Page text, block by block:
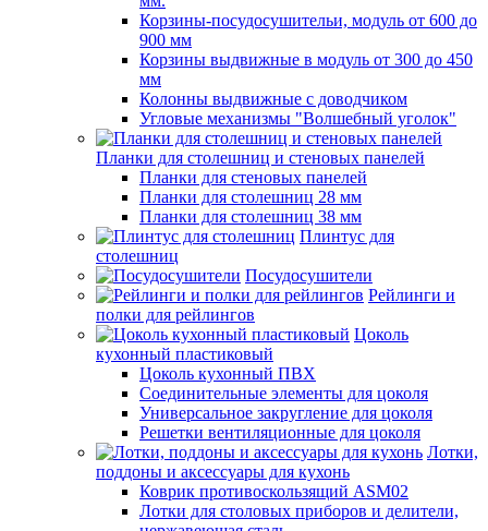
Корзины-посудосушительи, модуль от 600 до
900 мм
Корзины выдвижные в модуль от 300 до 450
мм
Колонны выдвижные с доводчиком
Угловые механизмы "Волшебный уголок"
Планки для столешниц и стеновых панелей
Планки для стеновых панелей
Планки для столешниц 28 мм
Планки для столешниц 38 мм
Плинтус для
столешниц
Посудосушители
Рейлинги и
полки для рейлингов
Цоколь
кухонный пластиковый
Цоколь кухонный ПВХ
Соединительные элементы для цоколя
Универсальное закругление для цоколя
Решетки вентиляционные для цоколя
Лотки,
поддоны и аксессуары для кухонь
Коврик противоскользящий ASM02
Лотки для столовых приборов и делители,